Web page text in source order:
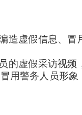
造虚假信息、
的虚假采访视频
用警务人员形